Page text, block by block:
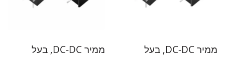
ממיר DC-DC, בעל
ממיר DC-DC, בעל